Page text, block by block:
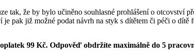
že by bylo učiněno souhlasné prohlášení o otcovství
pak již možné podat návrh na styk s dítětem či péči o dítě
99 Kč. Odpověď obdržíte maximálně do 5